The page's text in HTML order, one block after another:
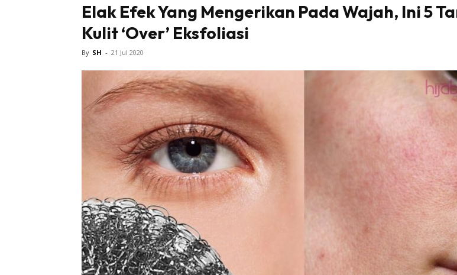
Tampil #1 on top dengan fashion muslimah
KLIK DI SEENI
Elak Efek Yang Mengerikan Pada Wajah, Ini 5
Kulit ‘Over’ Eksfoliasi
By SH - 21 Jul 2020